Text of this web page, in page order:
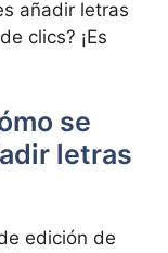
añadir letras
clics? ¡Es
se
letras
edición de